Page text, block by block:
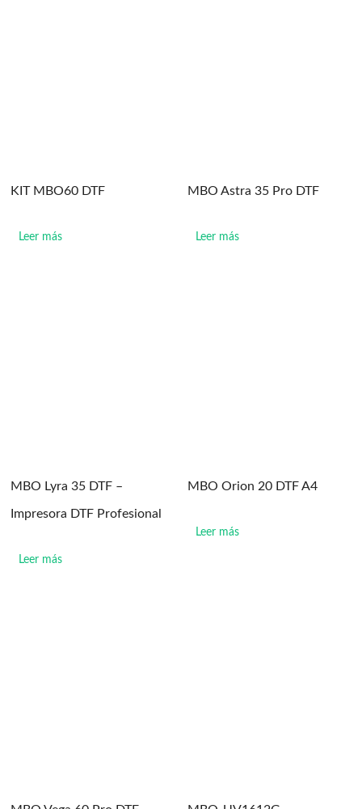
KIT MBO60 DTF
Leer más
MBO Astra 35 Pro DTF
Leer más
MBO Lyra 35 DTF –
Impresora DTF Profesional
Leer más
MBO Orion 20 DTF A4
Leer más